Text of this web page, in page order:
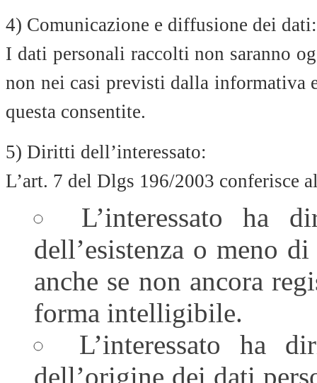
4) Comunicazione e diffusione dei dati:
I dati personali raccolti non saranno
non nei casi previsti dalla informativa
questa consentite.
5) Diritti dell’interessato:
L’art. 7 del Dlgs 196/2003 conferisce
L’interessato ha
dell’esistenza o meno
anche se non ancora
forma intelligibile.
L’interessato ha
dell’origine dei dati